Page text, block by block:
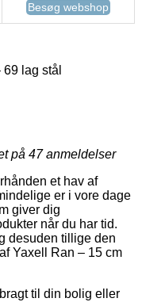
Besøg webshop
lag stål
på 47anmeldelser
et hav af
er i vore dage
giver dig
når du har tid.
desuden tillige den
Yaxell Ran – 15 cm
til din bolig eller